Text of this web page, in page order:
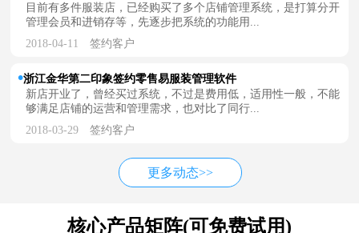
目前有多件服装店，已经购买了多个店铺管理系统，是打算分开
管理会员和进销存等，先逐步把系统的功能用...
2018-04-11 签约客户
浙江金华第二印象签约零售易服装管理软件
新店开业了，曾经买过系统，不过是费用低，适用性一般，不能
够满足店铺的运营和管理需求，也对比了同行...
2018-03-29 签约客户
更多动态>>
核心产品矩阵(可免费试用)